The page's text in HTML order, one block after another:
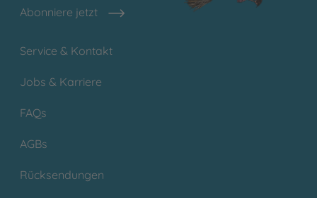
Abonniere jetzt
Service & Kontakt
Jobs & Karriere
FAQs
AGBs
Rücksendungen